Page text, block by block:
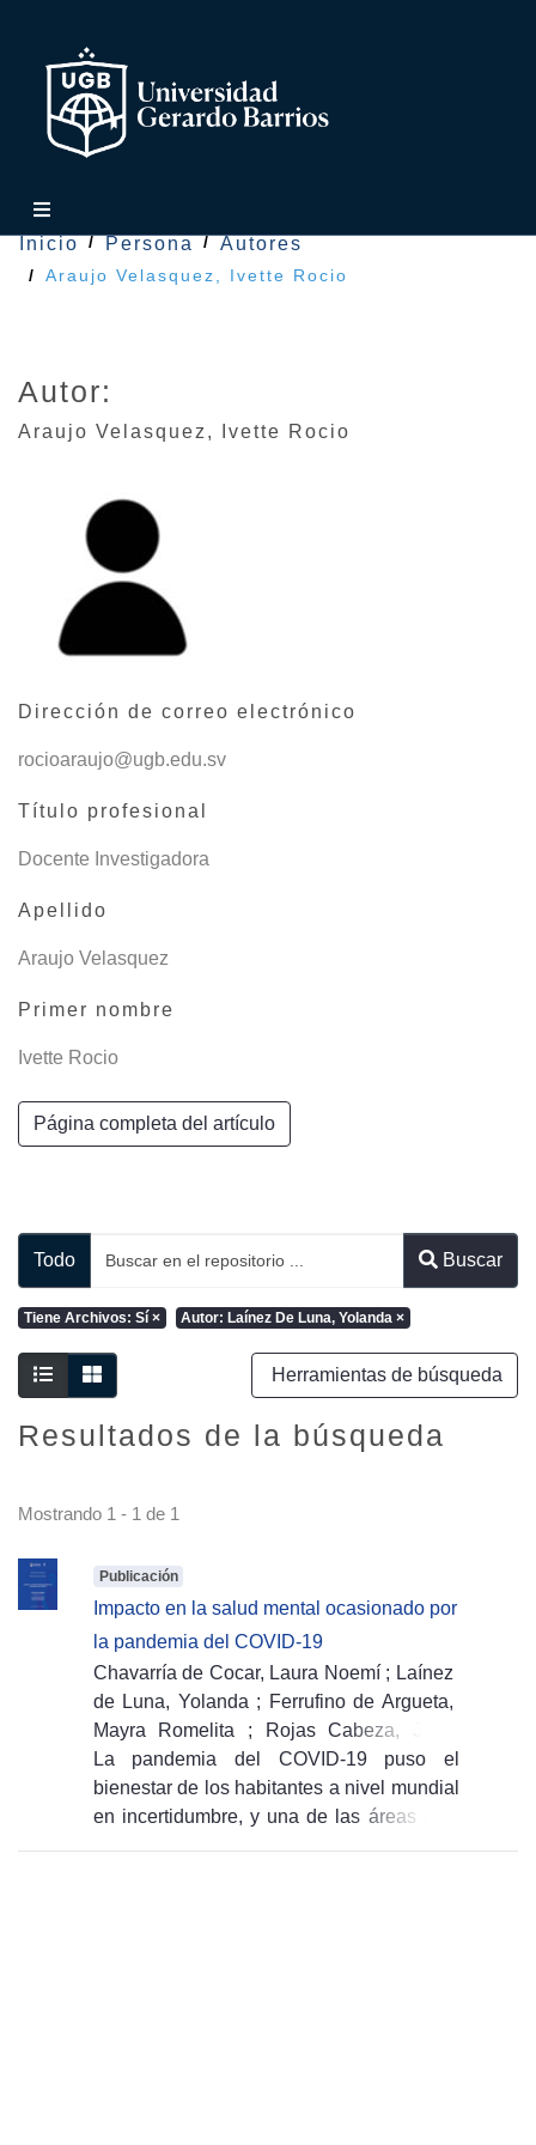
Inicio Persona Autores
Araujo Velasquez, Ivette Rocio
Autor:
Araujo Velasquez , Ivette Rocio
Dirección de correo electrónico
rocioaraujo@ugb.edu.sv
Título profesional
Docente Investigadora
Apellido
Araujo Velasquez
Primer nombre
Ivette Rocio
Página completa del artículo
Todo Buscar
Tiene Archivos: Sí × Autor: Laínez De Luna, Yolanda×
Herramientas de búsqueda
Resultados de la búsqueda
Mostrando 1 - 1 de 1
Publicación
Impacto en la salud mental ocasionado por
la pandemia del COVID-19
Chavarría de Cocar, Laura Noemí ; Laínez
de Luna, Yolanda ; Ferrufino de Argueta,
Mayra Romelita
;
Rojas Cabeza, José
Félix ;Ordóñez, Fátima Azucena ;Araujo
Velasquez, Ivette Rocio ( Editorial UGB,
2020-12-10)
La pandemia del COVID-19 puso el
bienestar de los habitantes a nivel mundial
en incertidumbre, y una de las áreas más